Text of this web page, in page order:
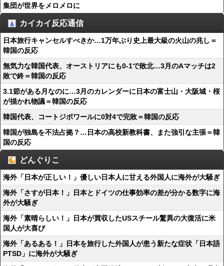
集団が世界をメロメロに
カイカイ反応通信
日本旅行キャンセルすべきか…1万年ぶり史上最大級の火山の兆し＝
韓国の反応
無気力な韓国代表、オーストリアにも0-1で敗北…3月のAマッチは2
敗で終＝韓国の反応
3.1節がある月なのに…3月のカレンダーに日本の富士山・大阪城・桜
が描かれ物議＝韓国の反応
韓国代表、コートジボワールに0対4で完敗＝韓国の反応
韓国が独島を不法占拠？…日本の高校新教科書、また強引な主張＝韓
国の反応
どんぐりこ
海外「日本が正しい！」優しい日本人に甘える外国人に海外が大騒ぎ
海外「さすが日本！」日本とドイツの仕事効率の差が分かる数字に海
外が大騒ぎ
海外「素晴らしい！」日本が買収したUSスチール驚異の大復活に米
国人が大喜び
海外「あるある！」日本を旅行した外国人が患う新たな症状「日本語
PTSD」に海外が大騒ぎ